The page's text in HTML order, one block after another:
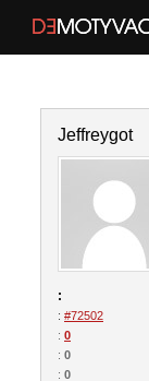
Jeffreygot
:
: #72502
: 0
: 0
: 0